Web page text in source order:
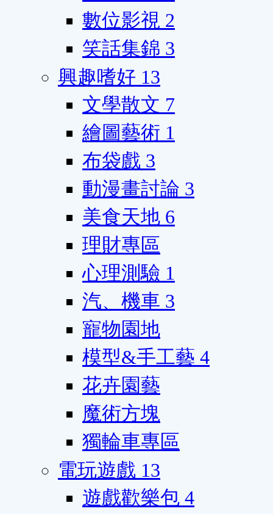
數位影視 2
笑話集錦 3
興趣嗜好 13
文學散文 7
繪圖藝術 1
布袋戲 3
動漫畫討論 3
美食天地 6
理財專區
心理測驗 1
汽、機車 3
寵物園地
模型&手工藝 4
花卉園藝
魔術方塊
獨輪車專區
電玩遊戲 13
遊戲歡樂包 4